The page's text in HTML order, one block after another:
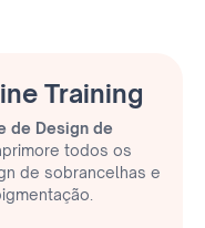
Training
de Design de
todos os
de sobrancelhas e